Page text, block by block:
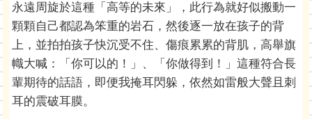
永遠周旋於這種「高等的未來」，此行為就好似搬動一
顆顆自己都認為笨重的岩石，然後逐一放在孩子的背
上，並拍拍孩子快沉受不住、傷痕累累的背肌，高舉旗
幟大喊：「你可以的！」、「你做得到！」這種符合長
輩期待的話語，即便我掩耳閃躲，依然如雷般大聲且刺
耳的震破耳膜。